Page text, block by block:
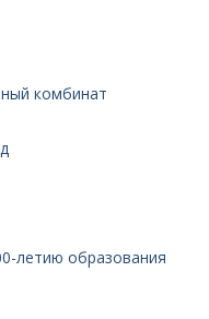
комбинат
летию образования